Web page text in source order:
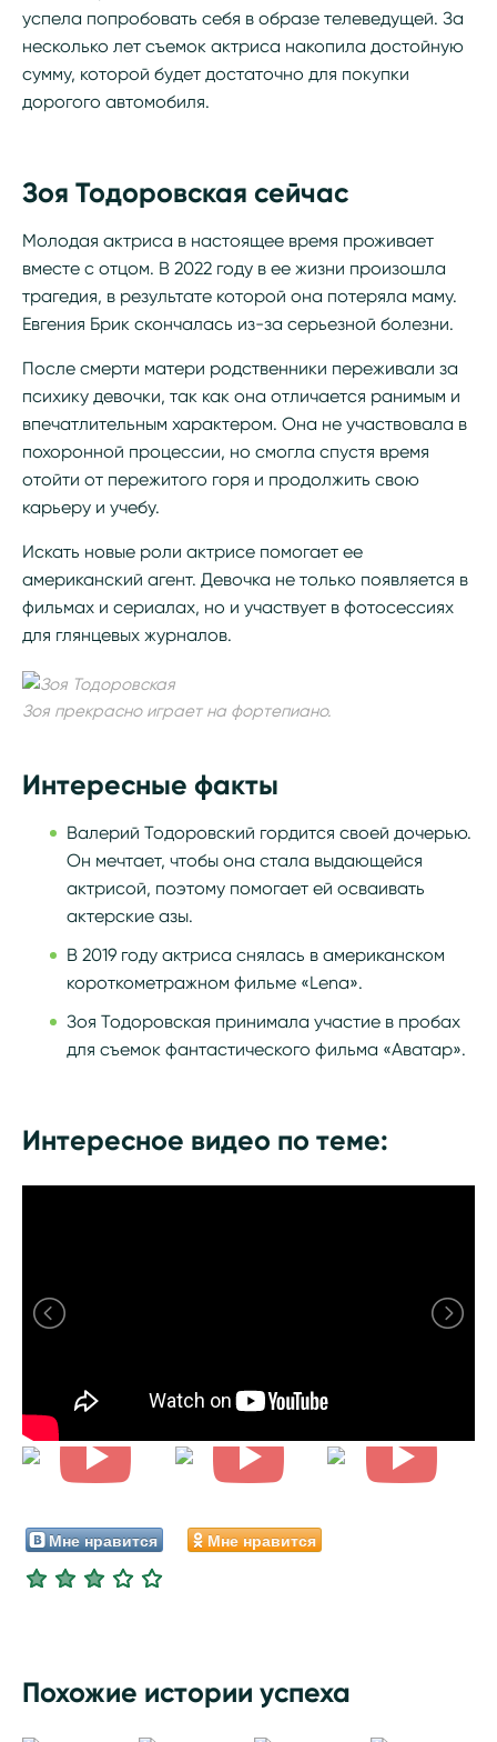
успела попробовать себя в образе телеведущей. За
несколько лет съемок актриса накопила достойную
сумму, которой будет достаточно для покупки
дорогого автомобиля.
Зоя Тодоровская сейчас
Молодая актриса в настоящее время проживает
вместе с отцом. В 2022 году в ее жизни произошла
трагедия, в результате которой она потеряла маму.
Евгения Брик скончалась из-за серьезной болезни.
После смерти матери родственники переживали за
психику девочки, так как она отличается ранимым и
впечатлительным характером. Она не участвовала в
похоронной процессии, но смогла спустя время
отойти от пережитого горя и продолжить свою
карьеру и учебу.
Искать новые роли актрисе помогает ее
американский агент. Девочка не только появляется в
фильмах и сериалах, но и участвует в фотосессиях
для глянцевых журналов.
Зоя прекрасно играет на фортепиано.
Интересные факты
Валерий Тодоровский гордится своей дочерью.
Он мечтает, чтобы она стала выдающейся
актрисой, поэтому помогает ей осваивать
актерские азы.
В 2019 году актриса снялась в американском
короткометражном фильме «Lena».
Зоя Тодоровская принимала участие в пробах
для съемок фантастического фильма «Аватар».
Интересное видео по теме:
Мне нравится Мне нравится
Похожие истории успеха